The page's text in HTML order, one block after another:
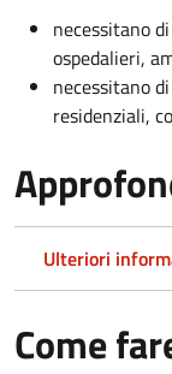
necessitano
ospedalieri,
necessitano
residenziali,
Ulteriori
Come